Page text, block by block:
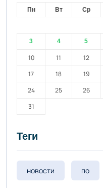
Пн
Вт Ср
3 4 5
10
11 12
17
18 19
24
25 26
31
Теги
новости по